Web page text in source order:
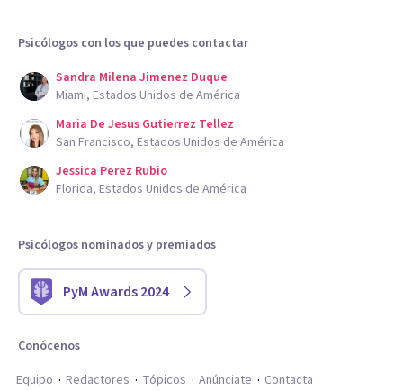
Psicólogos con los que puedes contactar
Sandra Milena Jimenez Duque
Miami, Estados Unidos de América
Maria De Jesus Gutierrez Tellez
San Francisco, Estados Unidos de América
Jessica Perez Rubio
Florida, Estados Unidos de América
Psicólogos nominados y premiados
PyM Awards 2024
Conócenos
Equipo
Redactores Tópicos Anúnciate Contacta